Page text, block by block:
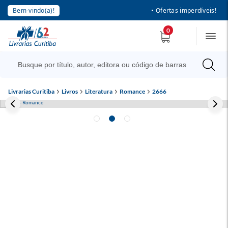
Bem-vindo(a)! • Ofertas imperdíveis!
0
Livrarias Curitiba Livros Literatura Romance 2666